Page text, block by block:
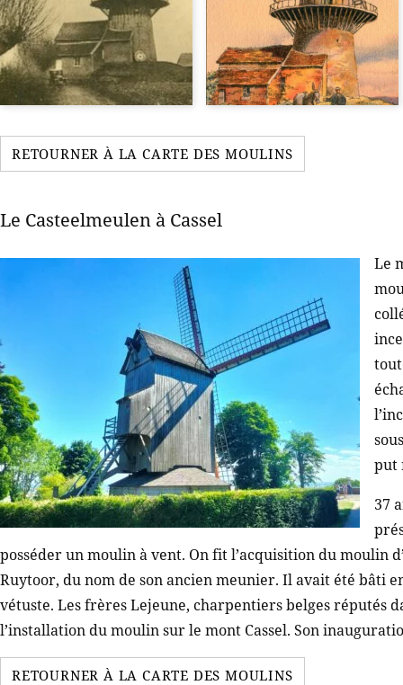
RETOURNER À LA CARTE DES MOULINS
Le Casteelmeulen à Cassel
Le
put
37
posséder un moulin à vent. On fit l’acquisition du moulin
Ruytoor, du nom de son ancien meunier. Il avait été bâti
vétuste. Les frères Lejeune, charpentiers belges réputés
l’installation du moulin sur le mont Cassel. Son
RETOURNER À LA CARTE DES MOULINS